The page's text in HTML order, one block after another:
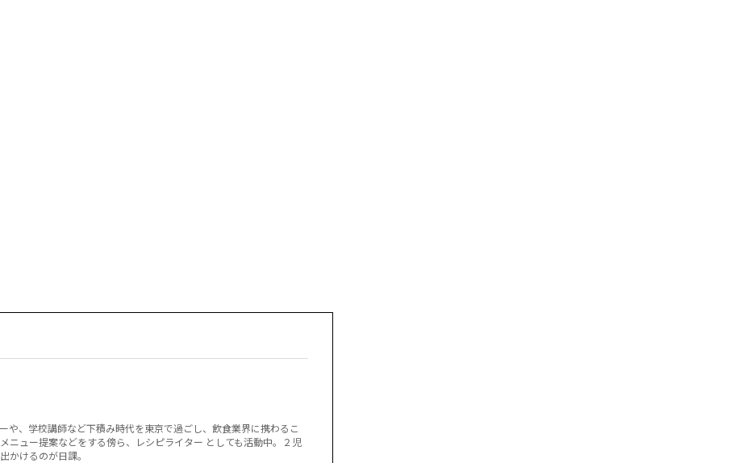
や、学校講師など下積み時代を東京で過ごし、飲食業界に携わるこ
ニュー提案などをする傍ら、レシピライター としても活動中。
２児
かけるのが日課。